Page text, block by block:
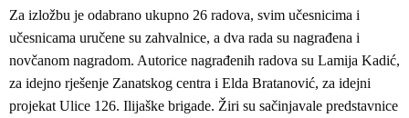
Za izložbu je odabrano ukupno 26 radova, svim učesnicima i
učesnicama uručene su zahvalnice, a dva rada su nagrađena i
novčanom nagradom. Autorice nagrađenih radova su Lamija Kadić,
za idejno rješenje Zanatskog centra i Elda Bratanović, za idejni
projekat Ulice 126. Ilijaške brigade. Žiri su sačinjavale predstavnice